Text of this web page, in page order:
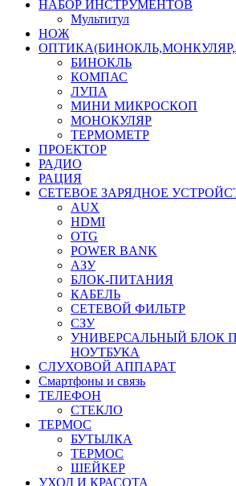
НАБОР ИНСТРУМЕНТОВ
Мультитул
НОЖ
БИНОКЛЬ
КОМПАС
ЛУПА
МИНИ МИКРОСКОП
МОНОКУЛЯР
ТЕРМОМЕТР
ПРОЕКТОР
РАДИО
РАЦИЯ
СЕТЕВОЕ ЗАРЯДНОЕ
AUX
HDMI
OTG
POWER BANK
АЗУ
БЛОК-ПИТАНИЯ
КАБЕЛЬ
СЕТЕВОЙ ФИЛЬТР
СЗУ
УНИВЕРСАЛЬНЫЙ БЛОК
НОУТБУКА
СЛУХОВОЙ АППАРАТ
Смартфоны и связь
ТЕЛЕФОН
СТЕКЛО
ТЕРМОС
БУТЫЛКА
ТЕРМОС
ШЕЙКЕР
УХОД И КРАСОТА